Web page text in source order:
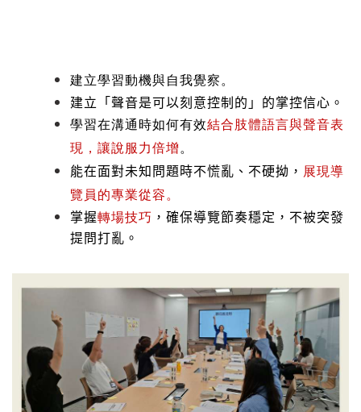
建立學習動機與自我覺察 。
建立「聲音是可以刻意控制的」的掌控信心。
學習在溝通時如何有效結合肢體語言與聲音表
現，讓說服力倍增 。
能在面對未知問題時不慌亂、不硬拗， 展現導
覽員的專業從容。
掌握轉場技巧 ，確保導覽節奏穩定，不被突發
提問打亂。